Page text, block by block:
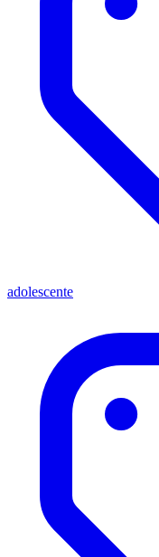
adolescente